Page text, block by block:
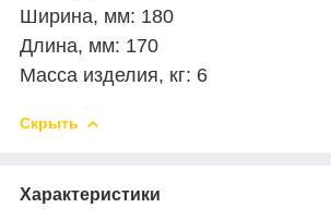
Ширина, мм: 180
Длина, мм: 170
Масса изделия, кг: 6
Скрыть
Характеристики